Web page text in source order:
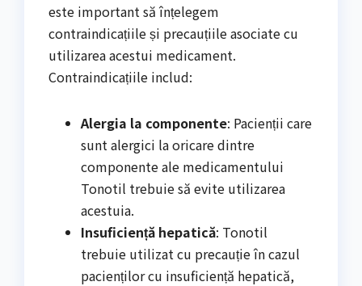
este important să înțelegem
contraindicațiile și precauțiile asociate cu
utilizarea acestui medicament.
Contraindicațiile includ:
Alergia la componente: Pacienții care
sunt alergici la oricare dintre
componente ale medicamentului
Tonotil trebuie să evite utilizarea
acestuia.
Insuficiență hepatică: Tonotil
trebuie utilizat cu precauție în cazul
pacienților cu insuficiență hepatică,